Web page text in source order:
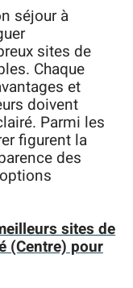
séjour à
sites de
Chaque
et
doivent
Parmi les
figurent la
des
sites de
(Centre) pour